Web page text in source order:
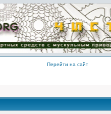
Перейти на сайт